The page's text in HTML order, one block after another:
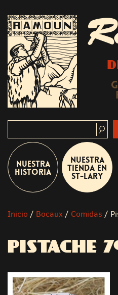
Nuestra
historia
Nuestra
tienda en
St-Lary
Inicio / Bocaux / Comidas /
PISTACHE